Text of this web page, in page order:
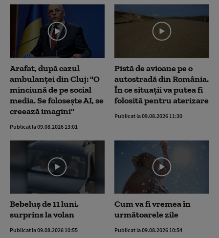
Arafat, după cazul
ambulanței din Cluj: "O
minciună de pe social
media. Se folosește AI, se
creează imagini"
Publicat la 09.08.2026 13:01
Pistă de avioane pe o
autostradă din România.
În ce situații va putea fi
folosită pentru aterizare
Publicat la 09.08.2026 11:30
Bebeluș de 11 luni,
surprins la volan
Publicat la 09.08.2026 10:55
Cum va fi vremea în
următoarele zile
Publicat la 09.08.2026 10:54